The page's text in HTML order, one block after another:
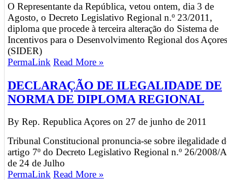
O Representante da República, vetou ontem, dia 3 de
Agosto, o Decreto Legislativo Regional n.º 23/2011,
diploma que procede à terceira alteração do Sistema de
Incentivos para o Desenvolvimento Regional dos Açores
(SIDER)
PermaLink Read More »
DECLARAÇÃO DE ILEGALIDADE DE
NORMA DE DIPLOMA REGIONAL
By Rep. Republica Açores on 27 de junho de 2011
Tribunal Constitucional pronuncia-se sobre ilegalidade
artigo 7º do Decreto Legislativo Regional n.º 26/2008/
de 24 de Julho
PermaLink Read More »